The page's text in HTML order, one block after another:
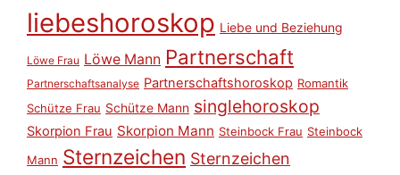
liebeshoroskop Liebe und Beziehung
Löwe Frau Löwe Mann Partnerschaft
Partnerschaftsanalyse Partnerschaftshoroskop Romantik
Schütze Frau Schütze Mann singlehoroskop
Skorpion Frau Skorpion Mann Steinbock Frau Steinbock
Mann Sternzeichen Sternzeichen